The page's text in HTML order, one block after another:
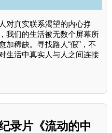
对真实联系渴望的内心挣
我们的生活被无数个屏幕所
加稀缺。寻找路人“假”，不
生活中真实人与人之间连接
录片《流动的中